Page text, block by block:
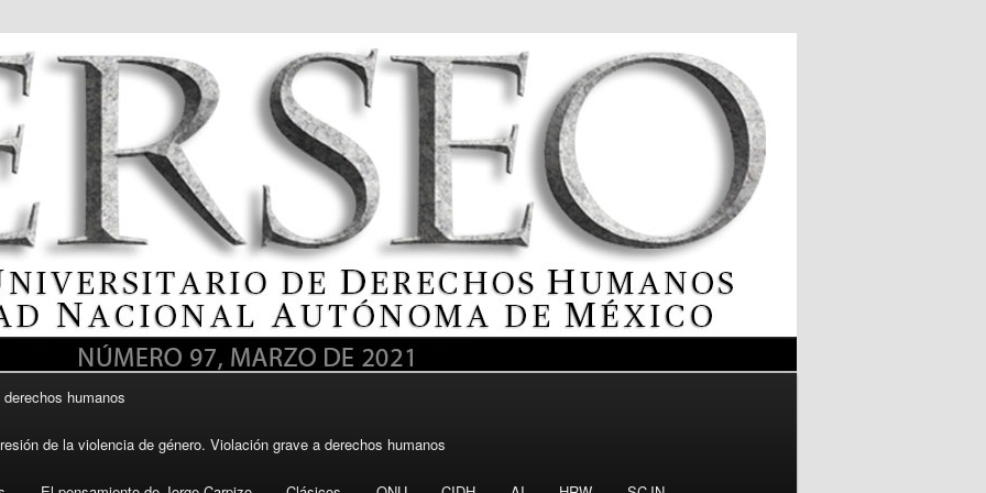
UNAM
humanos
de la violencia de género. Violación grave a derechos humanos